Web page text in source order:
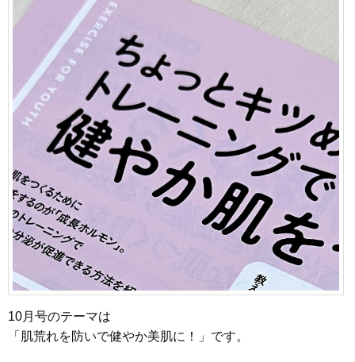
10月号のテーマは
「肌荒れを防いで健やか美肌に！」です。